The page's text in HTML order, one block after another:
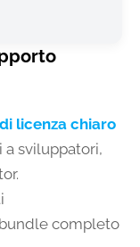
licenza chiaro
a sviluppatori,
completo